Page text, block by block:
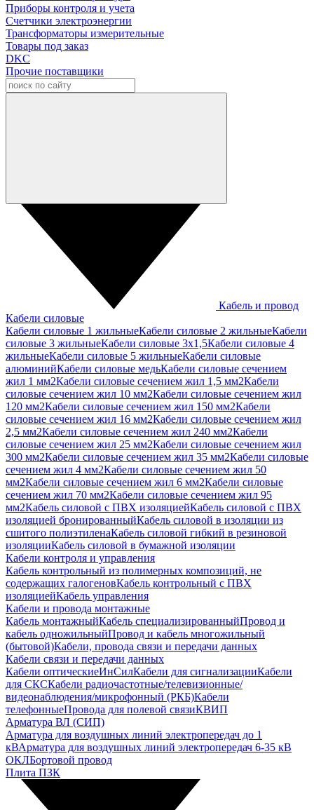
Приборы контроля и учета
Счетчики электроэнергии
Трансформаторы измерительные
Товары под заказ
DKC
Прочие поставщики
Кабель и провод
Кабели силовые
Кабели силовые 1 жильныеКабели силовые 2 жильныеКабели
силовые 3 жильныеКабели силовые 3х1,5Кабели силовые 4
жильныеКабели силовые 5 жильныеКабели силовые
алюминийКабели силовые медьКабели силовые сечением
жил 1 мм2Кабели силовые сечением жил 1,5 мм2Кабели
силовые сечением жил 10 мм2Кабели силовые сечением жил
120 мм2Кабели силовые сечением жил 150 мм2Кабели
силовые сечением жил 16 мм2Кабели силовые сечением жил
2,5 мм2Кабели силовые сечением жил 240 мм2Кабели
силовые сечением жил 25 мм2Кабели силовые сечением жил
300 мм2Кабели силовые сечением жил 35 мм2Кабели силовые
сечением жил 4 мм2Кабели силовые сечением жил 50
мм2Кабели силовые сечением жил 6 мм2Кабели силовые
сечением жил 70 мм2Кабели силовые сечением жил 95
мм2Кабель силовой с ПВХ изоляциейКабель силовой с ПВХ
изоляцией бронированныйКабель силовой в изоляции из
сшитого полиэтиленаКабель силовой гибкий в резиновой
изоляцииКабель силовой в бумажной изоляции
Кабели контроля и управления
Кабель контрольный из полимерных композиций, не
содержащих галогеновКабель контрольный с ПВХ
изоляциейКабель управления
Кабели и провода монтажные
Кабель монтажныйКабель специализированныйПровод и
кабель одножильныйПровод и кабель многожильный
(бытовой)Кабели, провода связи и передачи данных
Кабели связи и передачи данных
Кабели оптическиеИнСилКабели для сигнализацииКабели
для СКСКабели радиочастотные/телевизионные/
видеонаблюдения/микрофонный (РКБ)Кабели
телефонныеПровода для полевой связиКВИП
Арматура ВЛ (СИП)
Арматура для воздушных линий электропередач до 1
кВАрматура для воздушных линий электропередач 6-35 кВ
ОКЛБортовой провод
Плита ПЗК